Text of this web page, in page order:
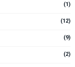
(1)
(12)
(9)
(2)